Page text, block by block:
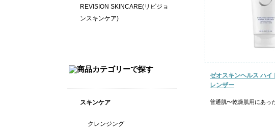
ゼオスキンヘルス ハイ
レンザー
普通肌〜乾燥肌用にあっ
REVISION SKINCARE(リビジョ
ンスキンケア)
スキンケア
クレンジング